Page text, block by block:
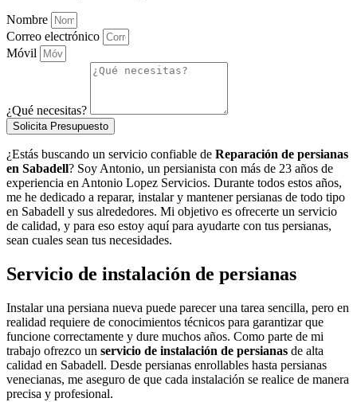
Nombre
Correo electrónico
Móvil
¿Qué necesitas?
Solicita Presupuesto
¿Estás buscando un servicio confiable de Reparación de persianas
en Sabadell? Soy Antonio, un persianista con más de 23 años de
experiencia en Antonio Lopez Servicios. Durante todos estos años,
me he dedicado a reparar, instalar y mantener persianas de todo tipo
en Sabadell y sus alrededores. Mi objetivo es ofrecerte un servicio
de calidad, y para eso estoy aquí para ayudarte con tus persianas,
sean cuales sean tus necesidades.
Servicio de instalación de persianas
Instalar una persiana nueva puede parecer una tarea sencilla, pero en
realidad requiere de conocimientos técnicos para garantizar que
funcione correctamente y dure muchos años. Como parte de mi
trabajo ofrezco un servicio de instalación de persianas de alta
calidad en Sabadell. Desde persianas enrollables hasta persianas
venecianas, me aseguro de que cada instalación se realice de manera
precisa y profesional.